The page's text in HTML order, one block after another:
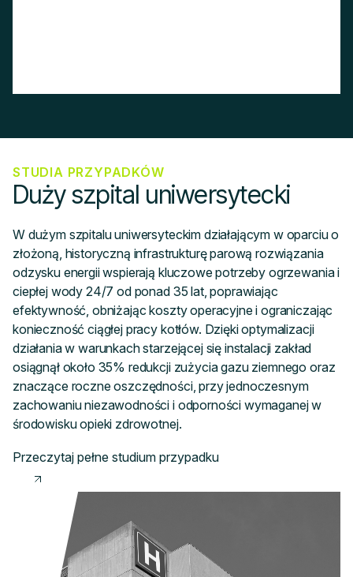
STUDIA PRZYPADKÓW
Duży szpital uniwersytecki
W dużym szpitalu uniwersyteckim działającym w oparciu o
złożoną, historyczną infrastrukturę parową rozwiązania
odzysku energii wspierają kluczowe potrzeby ogrzewania i
ciepłej wody 24/7 od ponad 35 lat, poprawiając
efektywność, obniżając koszty operacyjne i ograniczając
konieczność ciągłej pracy kotłów. Dzięki optymalizacji
działania w warunkach starzejącej się instalacji zakład
osiągnął około 35% redukcji zużycia gazu ziemnego oraz
znaczące roczne oszczędności, przy jednoczesnym
zachowaniu niezawodności i odporności wymaganej w
środowisku opieki zdrowotnej.
Przeczytaj pełne studium przypadku